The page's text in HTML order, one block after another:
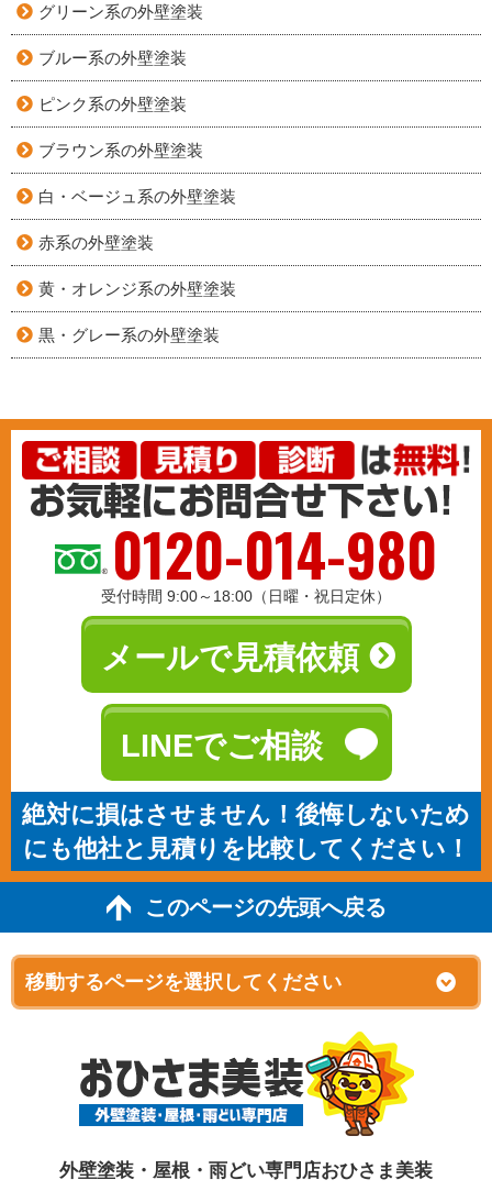
グリーン系の外壁塗装
ブルー系の外壁塗装
ピンク系の外壁塗装
ブラウン系の外壁塗装
白・ベージュ系の外壁塗装
赤系の外壁塗装
黄・オレンジ系の外壁塗装
黒・グレー系の外壁塗装
0120-014-980
受付時間 9:00～18:00（日曜・祝日定休）
メールで見積依頼
LINEでご相談
絶対に損はさせません！後悔しないため
にも他社と見積りを比較してください！
このページの先頭へ戻る
外壁塗装・屋根・雨どい専門店おひさま美装